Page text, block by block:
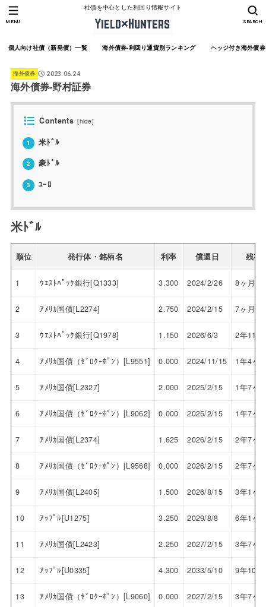
社債を中心とした利回り情報サイト
個人向け社債（新発債）一覧 海外債券-利回り通貨別ランキング ヘッジ付き海外債
SEARCH
MENU
海外債券 2023.06.24
海外債券-野村証券
Contents [hide]
1 米ﾄﾞﾙ
2 豪ﾄﾞﾙ
3 ﾕｰﾛ
米ﾄﾞﾙ
順位 発行体・銘柄名 利率 償還日 残存
1 ｳｴｽﾄﾊﾟｯｸ銀行[Q1333] 3.300 2024/2/26 8ヶ月
2 ｱﾒﾘｶ国債[L2274] 2.750 2024/2/15 7ヶ月
3 ｳｴｽﾄﾊﾟｯｸ銀行[Q1978] 1.150 2026/6/3 2年11ヶ
4 ｱﾒﾘｶ国債（ｾﾞﾛｸｰﾎﾟﾝ）[L9551] 0.000 2024/11/15 1年4ヶ
5 ｱﾒﾘｶ国債[L2327] 2.000 2025/2/15 1年7ヶ
6 ｱﾒﾘｶ国債（ｾﾞﾛｸｰﾎﾟﾝ）[L9062] 0.000 2025/2/15 1年7ヶ
7 ｱﾒﾘｶ国債[L2374] 1.625 2026/2/15 2年7ヶ
8 ｱﾒﾘｶ国債（ｾﾞﾛｸｰﾎﾟﾝ）[L9568] 0.000 2026/2/15 2年7ヶ
9 ｱﾒﾘｶ国債[L2405] 1.500 2026/8/15 3年1ヶ
10 ｱｯﾌﾟﾙ[U1275] 3.250 2029/8/8 6年1ヶ
11 ｱﾒﾘｶ国債[L2423] 2.250 2027/2/15 3年7ヶ
12 ｱｯﾌﾟﾙ[U0335] 4.300 2033/5/10 9年10ヶ
13 ｱﾒﾘｶ国債（ｾﾞﾛｸｰﾎﾟﾝ）[L9060] 0.000 2027/2/15 3年7ヶ